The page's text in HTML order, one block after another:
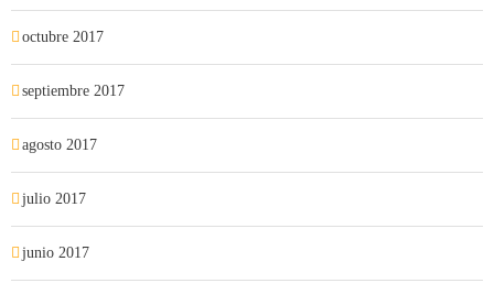
octubre 2017
septiembre 2017
agosto 2017
julio 2017
junio 2017